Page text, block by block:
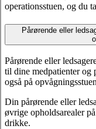
operationsstuen, og du
Pårørende eller
Pårørende eller
til dine medpatienter
også på
Din pårørende eller
øvrige opholdsarealer
drikke.